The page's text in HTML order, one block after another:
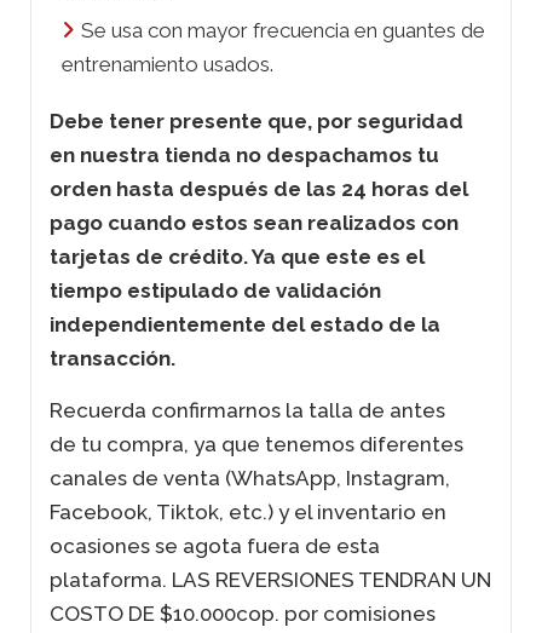
Se usa con mayor frecuencia en guantes de
entrenamiento usados.
Debe tener presente que, por seguridad
en nuestra tienda no despachamos tu
orden hasta después de las 24 horas del
pago cuando estos sean realizados con
tarjetas de crédito. Ya que este es el
tiempo estipulado de validación
independientemente del estado de la
transacción.
Recuerda confirmarnos la talla de antes
de tu compra, ya que tenemos diferentes
canales de venta (WhatsApp, Instagram,
Facebook, Tiktok, etc.) y el inventario en
ocasiones se agota fuera de esta
plataforma. LAS REVERSIONES TENDRAN UN
COSTO DE $10.000cop. por comisiones